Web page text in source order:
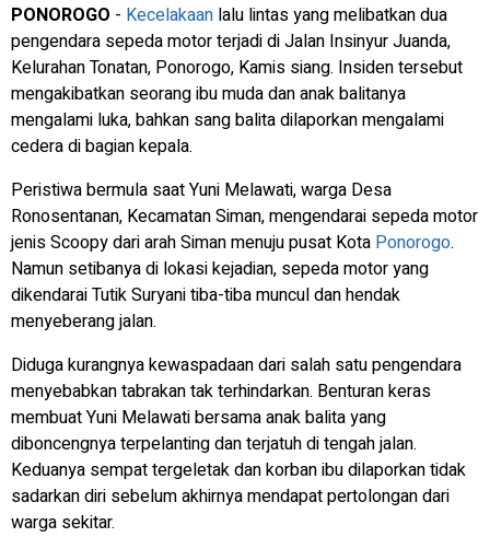
PONOROGO - Kecelakaan lalu lintas yang melibatkan dua
pengendara sepeda motor terjadi di Jalan Insinyur Juanda,
Kelurahan Tonatan, Ponorogo, Kamis siang. Insiden tersebut
mengakibatkan seorang ibu muda dan anak balitanya
mengalami luka, bahkan sang balita dilaporkan mengalami
cedera di bagian kepala.
Peristiwa bermula saat Yuni Melawati, warga Desa
Ronosentanan, Kecamatan Siman, mengendarai sepeda motor
jenis Scoopy dari arah Siman menuju pusat Kota Ponorogo.
Namun setibanya di lokasi kejadian, sepeda motor yang
dikendarai Tutik Suryani tiba-tiba muncul dan hendak
menyeberang jalan.
Diduga kurangnya kewaspadaan dari salah satu pengendara
menyebabkan tabrakan tak terhindarkan. Benturan keras
membuat Yuni Melawati bersama anak balita yang
diboncengnya terpelanting dan terjatuh di tengah jalan.
Keduanya sempat tergeletak dan korban ibu dilaporkan tidak
sadarkan diri sebelum akhirnya mendapat pertolongan dari
warga sekitar.